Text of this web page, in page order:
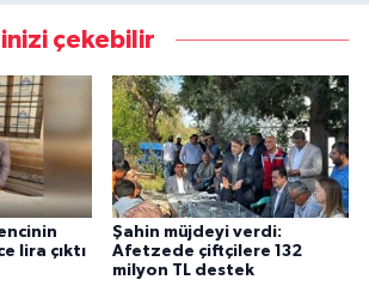
çekebilir
lira çıktı
Şahin müjdeyi verdi:
Afetzede çiftçilere 132
milyon TL destek